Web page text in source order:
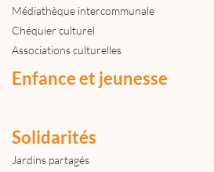
Médiathèque intercommunale
Chéquier culturel
Associations culturelles
Enfance et jeunesse
Solidarités
Jardins partagés